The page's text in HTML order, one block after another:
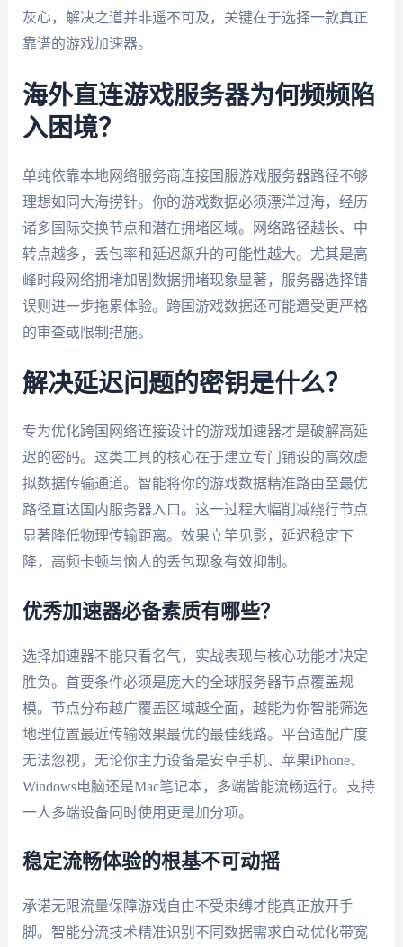
灰心，解决之道并非遥不可及，关键在于选择一款真正
靠谱的游戏加速器。
海外直连游戏服务器为何频频陷
入困境？
单纯依靠本地网络服务商连接国服游戏服务器路径不够
理想如同大海捞针。你的游戏数据必须漂洋过海，经历
诸多国际交换节点和潜在拥堵区域。网络路径越长、中
转点越多，丢包率和延迟飙升的可能性越大。尤其是高
峰时段网络拥堵加剧数据拥堵现象显著，服务器选择错
误则进一步拖累体验。跨国游戏数据还可能遭受更严格
的审查或限制措施。
解决延迟问题的密钥是什么？
专为优化跨国网络连接设计的游戏加速器才是破解高延
迟的密码。这类工具的核心在于建立专门铺设的高效虚
拟数据传输通道。智能将你的游戏数据精准路由至最优
路径直达国内服务器入口。这一过程大幅削减绕行节点
显著降低物理传输距离。效果立竿见影，延迟稳定下
降，高频卡顿与恼人的丢包现象有效抑制。
优秀加速器必备素质有哪些？
选择加速器不能只看名气，实战表现与核心功能才决定
胜负。首要条件必须是庞大的全球服务器节点覆盖规
模。节点分布越广覆盖区域越全面，越能为你智能筛选
地理位置最近传输效果最优的最佳线路。平台适配广度
无法忽视，无论你主力设备是安卓手机、苹果iPhone、
Windows电脑还是Mac笔记本，多端皆能流畅运行。支持
一人多端设备同时使用更是加分项。
稳定流畅体验的根基不可动摇
承诺无限流量保障游戏自由不受束缚才能真正放开手
脚。智能分流技术精准识别不同数据需求自动优化带宽